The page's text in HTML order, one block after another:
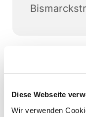
Diese Webseite
Wir verwenden